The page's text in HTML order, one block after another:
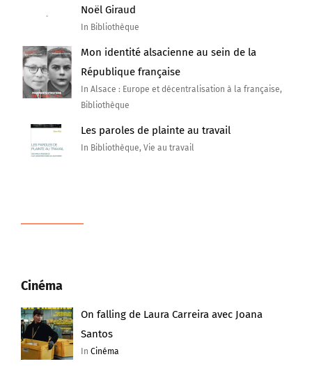
Noël Giraud
In Bibliothèque
Mon identité alsacienne au sein de la
République française
In Alsace : Europe et décentralisation à la française,
Bibliothèque
Les paroles de plainte au travail
In Bibliothèque, Vie au travail
Cinéma
On falling de Laura Carreira avec Joana
Santos
InCinéma